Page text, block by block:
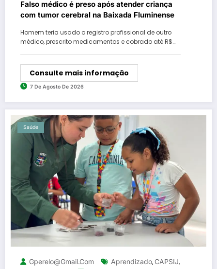
Falso médico é preso após atender criança
com tumor cerebral na Baixada Fluminense
Homem teria usado o registro profissional de outro
médico, prescrito medicamentos e cobrado até R$…
Consulte mais informação
7 De Agosto De 2026
Saúde
Gperelo@gmail.com Aprendizado, CAPSIJ,